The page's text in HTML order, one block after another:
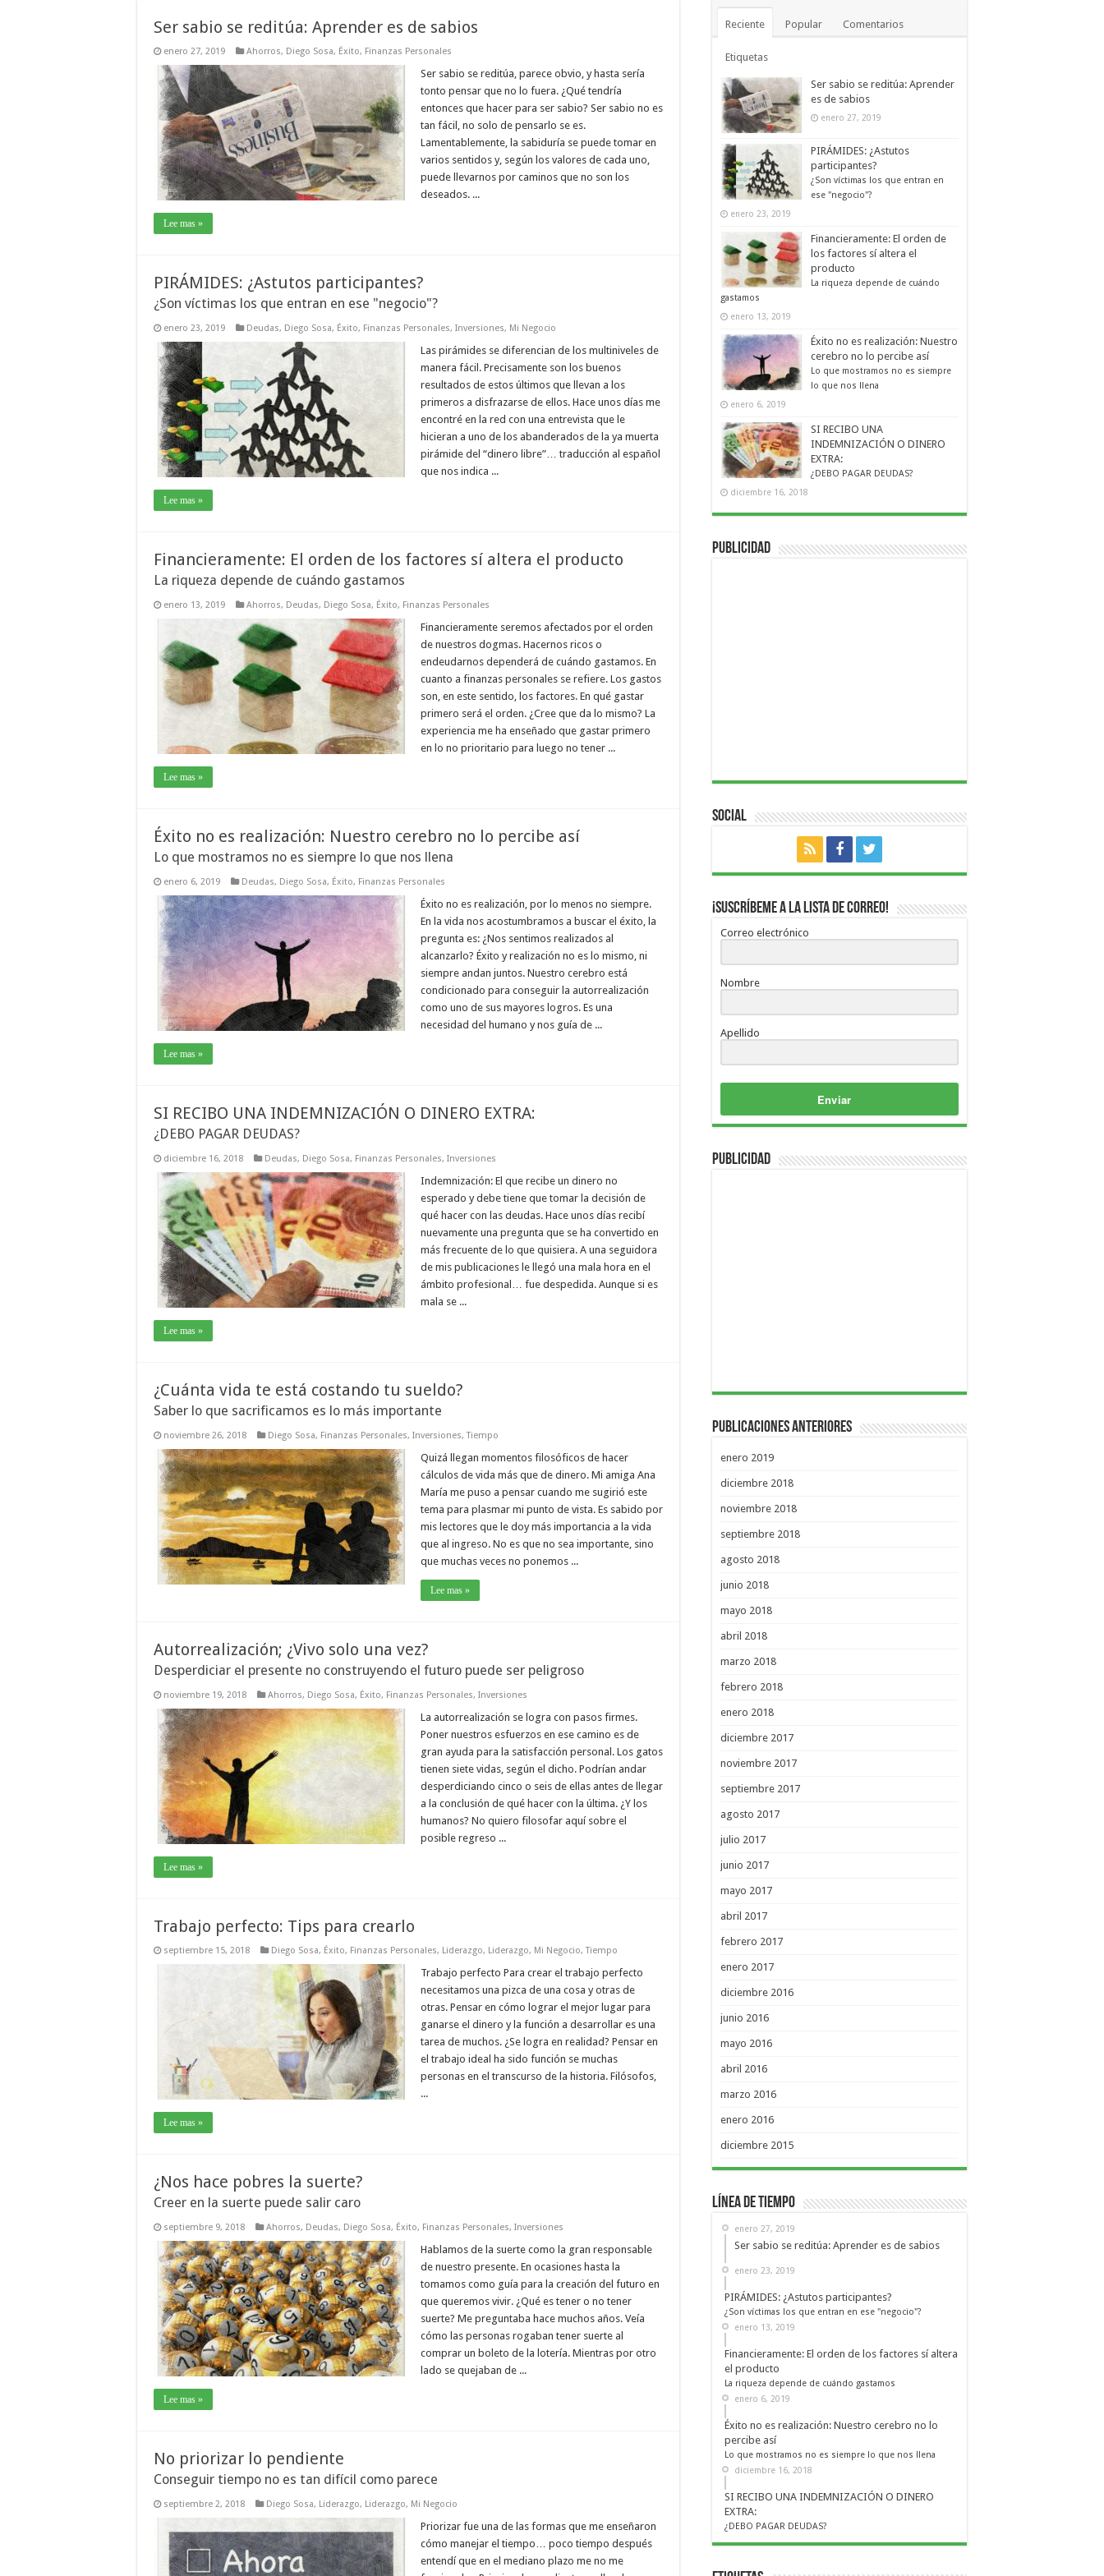
Ser sabio se reditúa: Aprender es de sabios
enero 27, 2019 Ahorros, Diego Sosa, Éxito, Finanzas Personales
Ser sabio se reditúa, parece obvio, y hasta sería
tonto pensar que no lo fuera. ¿Qué tendría
entonces que hacer para ser sabio? Ser sabio no es
tan fácil, no solo de pensarlo se es.
Lamentablemente, la sabiduría se puede tomar en
varios sentidos y, según los valores de cada uno,
puede llevarnos por caminos que no son los
deseados. ...
Lee mas »
PIRÁMIDES: ¿Astutos participantes?
¿Son víctimas los que entran en ese "negocio"?
enero 23, 2019 Deudas, Diego Sosa, Éxito, Finanzas Personales, Inversiones, Mi Negocio
Las pirámides se diferencian de los multiniveles de
manera fácil. Precisamente son los buenos
resultados de estos últimos que llevan a los
primeros a disfrazarse de ellos. Hace unos días me
encontré en la red con una entrevista que le
hicieran a uno de los abanderados de la ya muerta
pirámide del “dinero libre”… traducción al español
que nos indica ...
Lee mas »
Financieramente: El orden de los factores sí altera el producto
La riqueza depende de cuándo gastamos
enero 13, 2019 Ahorros, Deudas, Diego Sosa, Éxito, Finanzas Personales
Financieramente seremos afectados por el orden
de nuestros dogmas. Hacernos ricos o
endeudarnos dependerá de cuándo gastamos. En
cuanto a finanzas personales se refiere. Los gastos
son, en este sentido, los factores. En qué gastar
primero será el orden. ¿Cree que da lo mismo? La
experiencia me ha enseñado que gastar primero
en lo no prioritario para luego no tener ...
Lee mas »
Éxito no es realización: Nuestro cerebro no lo percibe así
Lo que mostramos no es siempre lo que nos llena
enero 6, 2019 Deudas, Diego Sosa, Éxito, Finanzas Personales
Éxito no es realización, por lo menos no siempre.
En la vida nos acostumbramos a buscar el éxito, la
pregunta es: ¿Nos sentimos realizados al
alcanzarlo? Éxito y realización no es lo mismo, ni
siempre andan juntos. Nuestro cerebro está
condicionado para conseguir la autorrealización
como uno de sus mayores logros. Es una
necesidad del humano y nos guía de ...
Lee mas »
SI RECIBO UNA INDEMNIZACIÓN O DINERO EXTRA:
¿DEBO PAGAR DEUDAS?
diciembre 16, 2018 Deudas, Diego Sosa, Finanzas Personales, Inversiones
Indemnización: El que recibe un dinero no
esperado y debe tiene que tomar la decisión de
qué hacer con las deudas. Hace unos días recibí
nuevamente una pregunta que se ha convertido en
más frecuente de lo que quisiera. A una seguidora
de mis publicaciones le llegó una mala hora en el
ámbito profesional… fue despedida. Aunque si es
mala se ...
Lee mas »
¿Cuánta vida te está costando tu sueldo?
Saber lo que sacrificamos es lo más importante
noviembre 26, 2018 Diego Sosa, Finanzas Personales, Inversiones,Tiempo
Quizá llegan momentos filosóficos de hacer
cálculos de vida más que de dinero. Mi amiga Ana
María me puso a pensar cuando me sugirió este
tema para plasmar mi punto de vista. Es sabido por
mis lectores que le doy más importancia a la vida
que al ingreso. No es que no sea importante, sino
que muchas veces no ponemos ...
Lee mas »
Autorrealización; ¿Vivo solo una vez?
Desperdiciar el presente no construyendo el futuro puede ser peligroso
noviembre 19, 2018 Ahorros, Diego Sosa, Éxito, Finanzas Personales, Inversiones
La autorrealización se logra con pasos firmes.
Poner nuestros esfuerzos en ese camino es de
gran ayuda para la satisfacción personal. Los gatos
tienen siete vidas, según el dicho. Podrían andar
desperdiciando cinco o seis de ellas antes de llegar
a la conclusión de qué hacer con la última. ¿Y los
humanos? No quiero filosofar aquí sobre el
posible regreso ...
Lee mas »
Trabajo perfecto: Tips para crearlo
septiembre 15, 2018 Diego Sosa, Éxito, Finanzas Personales, Liderazgo, Liderazgo, Mi Negocio,Tiempo
Trabajo perfecto Para crear el trabajo perfecto
necesitamos una pizca de una cosa y otras de
otras. Pensar en cómo lograr el mejor lugar para
ganarse el dinero y la función a desarrollar es una
tarea de muchos. ¿Se logra en realidad? Pensar en
el trabajo ideal ha sido función se muchas
personas en el transcurso de la historia. Filósofos,
...
Lee mas »
¿Nos hace pobres la suerte?
Creer en la suerte puede salir caro
septiembre 9, 2018 Ahorros, Deudas, Diego Sosa, Éxito, Finanzas Personales, Inversiones
Hablamos de la suerte como la gran responsable
de nuestro presente. En ocasiones hasta la
tomamos como guía para la creación del futuro en
que queremos vivir. ¿Qué es tener o no tener
suerte? Me preguntaba hace muchos años. Veía
cómo las personas rogaban tener suerte al
comprar un boleto de la lotería. Mientras por otro
lado se quejaban de ...
Lee mas »
No priorizar lo pendiente
Conseguir tiempo no es tan difícil como parece
septiembre 2, 2018 Diego Sosa, Liderazgo, Liderazgo, Mi Negocio
Priorizar fue una de las formas que me enseñaron
cómo manejar el tiempo… poco tiempo después
entendí que en el mediano plazo me no me
Reciente Popular Comentarios
Etiquetas
Ser sabio se reditúa: Aprender
es de sabios
enero 27, 2019
PIRÁMIDES: ¿Astutos
participantes?
¿Son víctimas los que entran en
ese "negocio"?
enero 23, 2019
Financieramente: El orden de
los factores sí altera el
producto
La riqueza depende de cuándo
gastamos
enero 13, 2019
Éxito no es realización: Nuestro
cerebro no lo percibe así
Lo que mostramos no es siempre
lo que nos llena
enero 6, 2019
SI RECIBO UNA
INDEMNIZACIÓN O DINERO
EXTRA:
¿DEBO PAGAR DEUDAS?
diciembre 16, 2018
Publicidad
Social
¡Suscríbeme a la lista de correo!
Correo electrónico
Nombre
Apellido
Publicidad
Publicaciones Anteriores
enero 2019
diciembre 2018
noviembre 2018
septiembre 2018
agosto 2018
junio 2018
mayo 2018
abril 2018
marzo 2018
febrero 2018
enero 2018
diciembre 2017
noviembre 2017
septiembre 2017
agosto 2017
julio 2017
junio 2017
mayo 2017
abril 2017
febrero 2017
enero 2017
diciembre 2016
junio 2016
mayo 2016
abril 2016
marzo 2016
enero 2016
diciembre 2015
Línea de Tiempo
enero 27, 2019
Ser sabio se reditúa: Aprender es de sabios
enero 23, 2019
PIRÁMIDES: ¿Astutos participantes?
¿Son víctimas los que entran en ese "negocio"?
enero 13, 2019
Financieramente: El orden de los factores sí altera
el producto
La riqueza depende de cuándo gastamos
enero 6, 2019
Éxito no es realización: Nuestro cerebro no lo
percibe así
Lo que mostramos no es siempre lo que nos llena
diciembre 16, 2018
SI RECIBO UNA INDEMNIZACIÓN O DINERO
EXTRA:
¿DEBO PAGAR DEUDAS?